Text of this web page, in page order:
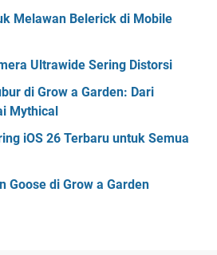
Melawan Belerick di Mobile
Ultrawide Sering Distorsi
di Grow a Garden: Dari
Mythical
iOS 26 Terbaru untuk Semua
Goose di Grow a Garden